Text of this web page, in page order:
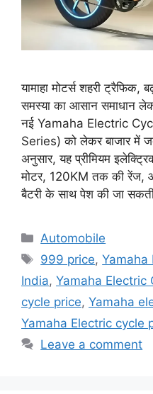
यामाहा मोटर्स शहरी
समस्या का आसान समाधान
नई Yamaha Electric
Series) को लेकर बाजार में
अनुसार, यह प्रीमियम
मोटर, 120KM तक की रेंज,
बैटरी के साथ पेश की जा
Categories
Automobile
Tags
999 price,Yamaha
India, Yamaha Electric
cycle price, Yamaha
Yamaha Electric cycle
Leave a comment